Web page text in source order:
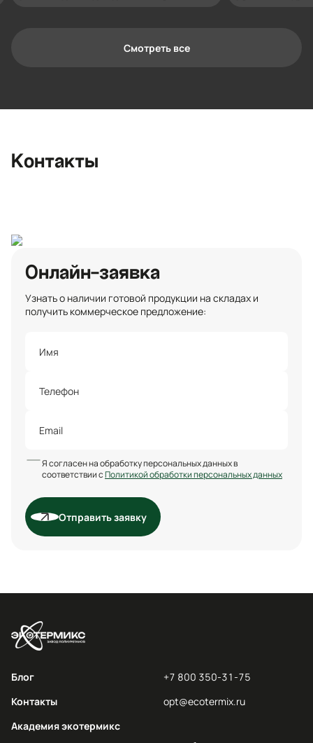
Смотреть все
Контактыopt@ecotermix.ru
Онлайн-заявка
Узнать о наличии готовой продукции на складах и
получить коммерческое предложение:
Я согласен на обработку персональных данных в
соответствии сПолитикой обработки персональных данных
Отправить заявку
Блог
Контакты
Академия экотермикс
+7 800 350-31-75
opt@ecotermix.ru